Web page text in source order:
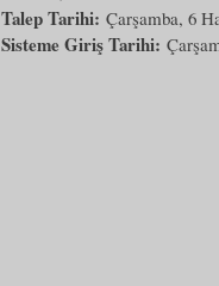
Talep Tarihi: Çarşamba, 6
Sisteme Giriş Tarihi: